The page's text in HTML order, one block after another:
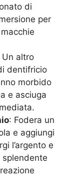
di
per
Un altro
dentifricio
morbido
e asciuga
: Fodera un
e aggiungi
l’argento e
splendente